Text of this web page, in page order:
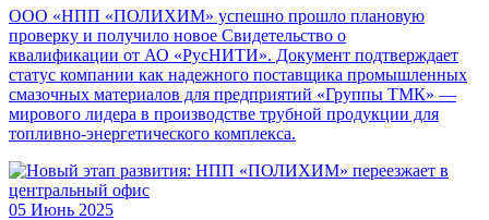
ООО «НПП «ПОЛИХИМ» успешно прошло плановую
проверку и получило новое Свидетельство о
квалификации от АО «РусНИТИ». Документ подтверждает
статус компании как надежного поставщика промышленных
смазочных материалов для предприятий «Группы ТМК» —
мирового лидера в производстве трубной продукции для
топливно-энергетического комплекса.
05 Июнь 2025